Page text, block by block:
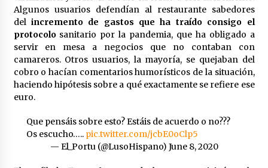
Los farolillos de la Feria de Sevilla se
repondrán cuando desaparezca el riesgo de
lluvia
4 de mayo de 2022
Muere el cardenal Carlos Amigo Vallejo
Todos los cortes de tráfico por la Feria de
Sevilla 2022: del jueves 28 de abril al 8 de mayo
Algunos usuarios defendían al restaurante sabedores
del incremento de gastos que ha traído consigo el
protocolosanitario por la pandemia, que ha obligado a
servir en mesa a negocios que no contaban con
camareros. Otros usuarios, la mayoría, se quejaban del
cobro o hacían comentarios humorísticos de la situación,
haciendo hipótesis sobre a qué exactamente se refiere ese
euro.
Que pensáis sobre esto? Estáis de acuerdo o no???
Os escucho….. pic.twitter.com/jcbE0oClp5
— El_Portu (@LusoHispano) June 8, 2020